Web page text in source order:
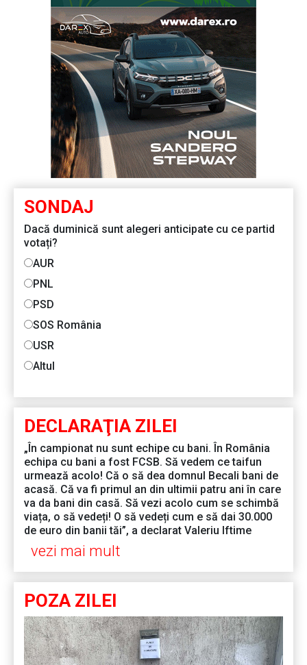
SONDAJ
Dacă duminică sunt alegeri anticipate cu ce partid
votați?
AUR
PNL
PSD
SOS România
USR
Altul
DECLARAŢIA ZILEI
„În campionat nu sunt echipe cu bani. În România
echipa cu bani a fost FCSB. Să vedem ce taifun
urmează acolo! Că o să dea domnul Becali bani de
acasă. Că va fi primul an din ultimii patru ani în care
va da bani din casă. Să vezi acolo cum se schimbă
viața, o să vedeți! O să vedeți cum e să dai 30.000
de euro din banii tăi”, a declarat Valeriu Iftime
vezi mai mult
POZA ZILEI